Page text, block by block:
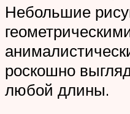
Небольшие
роскошно
любой длины.